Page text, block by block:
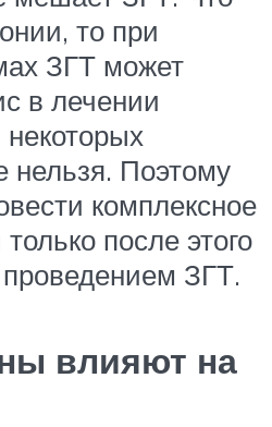
то при
ЗГТ может
в лечении
нельзя. Поэтому
комплексное
после этого
ЗГТ.
влияют на